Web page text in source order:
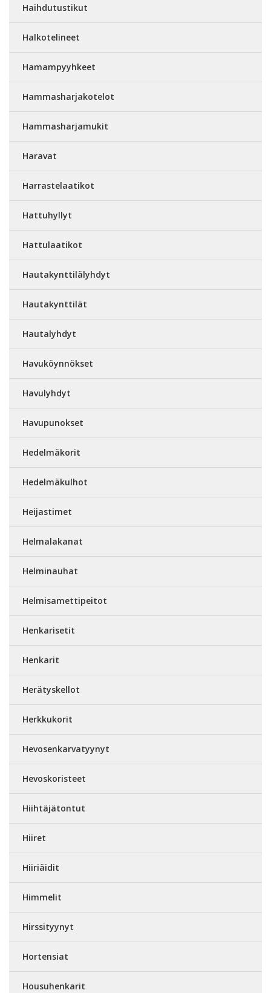
Haihdutustikut
Halkotelineet
Hamampyyhkeet
Hammasharjakotelot
Hammasharjamukit
Haravat
Harrastelaatikot
Hattuhyllyt
Hattulaatikot
Hautakynttilälyhdyt
Hautakynttilät
Hautalyhdyt
Havuköynnökset
Havulyhdyt
Havupunokset
Hedelmäkorit
Hedelmäkulhot
Heijastimet
Helmalakanat
Helminauhat
Helmisamettipeitot
Henkarisetit
Henkarit
Herätyskellot
Herkkukorit
Hevosenkarvatyynyt
Hevoskoristeet
Hiihtäjätontut
Hiiret
Hiiriäidit
Himmelit
Hirssityynyt
Hortensiat
Housuhenkarit